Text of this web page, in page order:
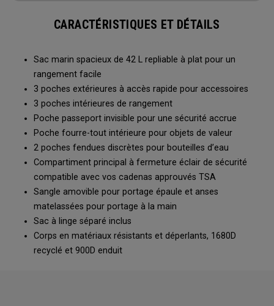
CARACTÉRISTIQUES ET DÉTAILS
Sac marin spacieux de 42 L repliable à plat pour un
rangement facile
3 poches extérieures à accès rapide pour accessoires
3 poches intérieures de rangement
Poche passeport invisible pour une sécurité accrue
Poche fourre-tout intérieure pour objets de valeur
2 poches fendues discrètes pour bouteilles d’eau
Compartiment principal à fermeture éclair de sécurité
compatible avec vos cadenas approuvés TSA
Sangle amovible pour portage épaule et anses
matelassées pour portage à la main
Sac à linge séparé inclus
Corps en matériaux résistants et déperlants, 1680D
recyclé et 900D enduit